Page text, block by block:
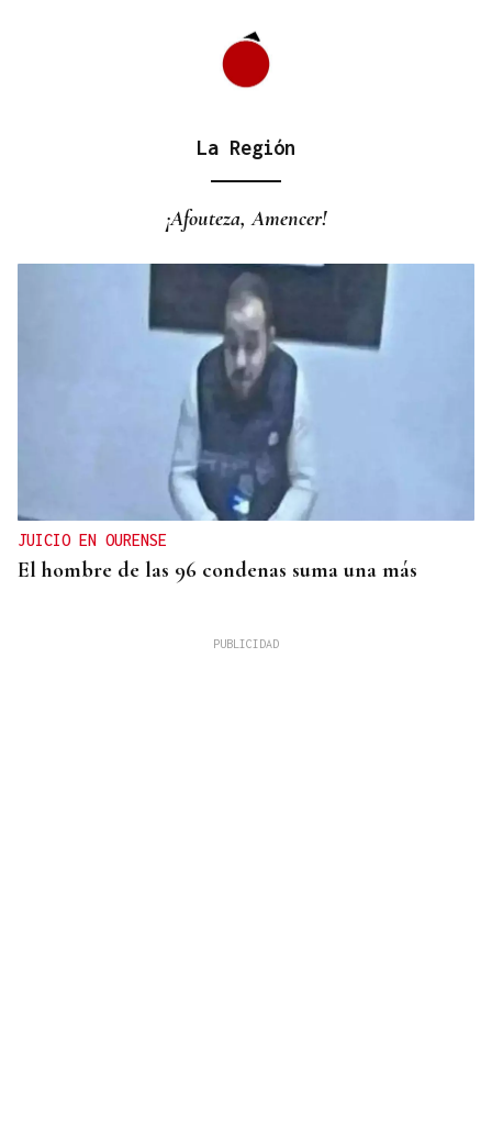
La Región
¡Afouteza, Amencer!
JUICIO EN OURENSE
El hombre de las 96 condenas suma una más